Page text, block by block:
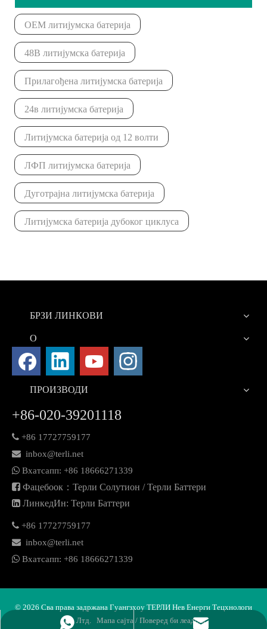
ОЕМ литијумска батерија
48В литијумска батерија
Прилагођена литијумска батерија
24в литијумска батерија
Литијумска батерија од 12 волти
ЛФП литијумска батерија
Дуготрајна литијумска батерија
Литијумска батерија дубоког циклуса
БРЗИ ЛИНКОВИ
Вхатсапп
Емаил
О
ПРОИЗВОДИ
+86-020-39201118
 +86 17727759177
 inbox@terli.net
 Вхатсапп: +86 18666271339
 Фацебоок：Терли Солутион / Терли Баттери
 ЛинкедИн: Терли Баттери
 +86 17727759177
 inbox@terli.net
 Вхатсапп: +86 18666271339
© 2026 Сва права задржана Гуангзхоу ТЕРЛИ Нев Енерги Тецхнологи
Цо., Лтд. Мапа сајта / Поверед би леадонг